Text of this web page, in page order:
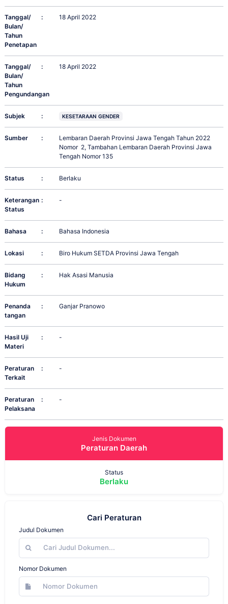
Tanggal/
Bulan/
Tahun
Penetapan
: 18 April 2022
Tanggal/
Bulan/
Tahun
Pengundangan
: 18 April 2022
Subjek : KESETARAAN GENDER
Sumber :
Lembaran Daerah Provinsi Jawa Tengah Tahun 2022
Nomor 2, Tambahan Lembaran Daerah Provinsi Jawa
Tengah Nomor 135
Status : Berlaku
Keterangan
Status
: -
Bahasa : Bahasa Indonesia
Lokasi : Biro Hukum SETDA Provinsi Jawa Tengah
Bidang
Hukum
: Hak Asasi Manusia
Penanda
tangan
: Ganjar Pranowo
Hasil Uji
Materi
: -
Peraturan
Terkait
: -
Peraturan
Pelaksana
: -
Jenis Dokumen
Peraturan Daerah
Status
Berlaku
Cari Peraturan
Judul Dokumen
Nomor Dokumen